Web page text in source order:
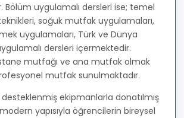
Bölüm uygulamalı dersleri ise; temel
soğuk mutfak uygulamaları,
uygulamaları, Türk ve Dünya
dersleri içermektedir.
mutfağı ve ana mutfak olmak
mutfak sunulmaktadır.
ekipmanlarla donatılmış
yapısıyla öğrencilerin bireysel